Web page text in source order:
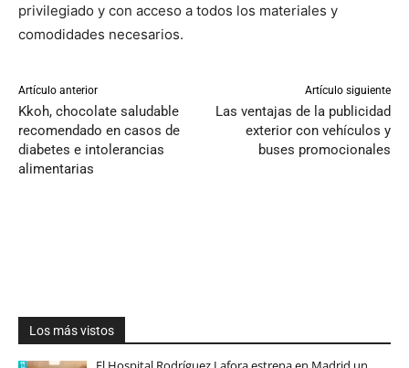
privilegiado y con acceso a todos los materiales y
comodidades necesarios.
Artículo anterior
Kkoh, chocolate saludable
recomendado en casos de
diabetes e intolerancias
alimentarias
Artículo siguiente
Las ventajas de la publicidad
exterior con vehículos y
buses promocionales
Los más vistos